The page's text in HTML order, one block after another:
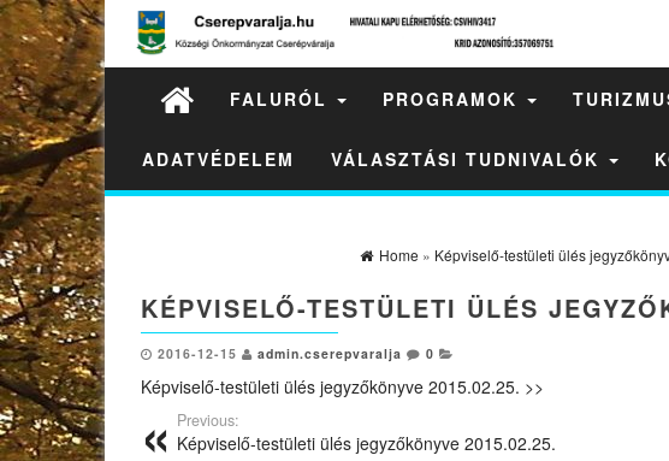
FALURÓL PROGRAMOK
ADATVÉDELEM VÁLASZTÁSI TUDNIVALÓK
Home » Képviselő-testületi ülés
KÉPVISELŐ-TESTÜLETI ÜLÉS
2016-12-15 admin.cserepvaralja 0
Képviselő-testületi ülés jegyzőkönyve 2015.02.25. >>
Previous:
Képviselő-testületi ülés jegyzőkönyve 2015.02.25.